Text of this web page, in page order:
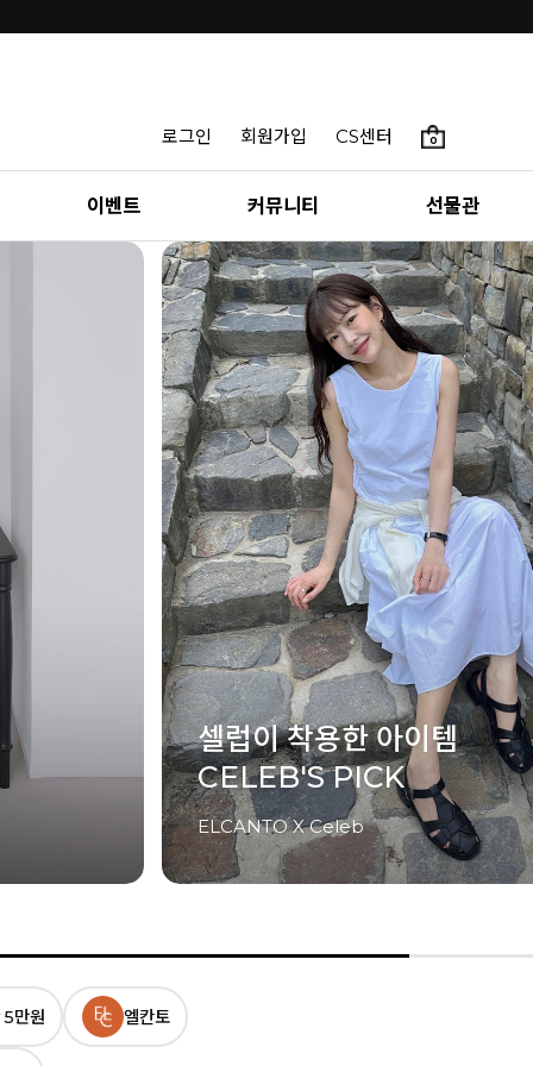
로그인 회원가입 CS센터 0
이벤트 커뮤니티 선물관
금·토·일 단 3일간의
최저가 혜택! UP TO 83%
13시간23분28초 남음
5만원 엘칸토